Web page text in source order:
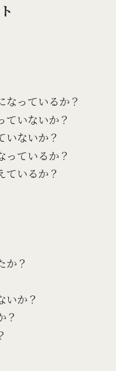
っているか？
いないか？
ないか？
ているか？
いるか？
か？
いか？
？